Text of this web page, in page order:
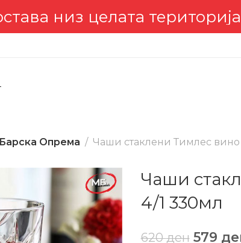
територија 🇲🇰📣
Барска Опрема Чаши стаклени Тимлес вино
Чаши
4/1 330мл
620ден 579